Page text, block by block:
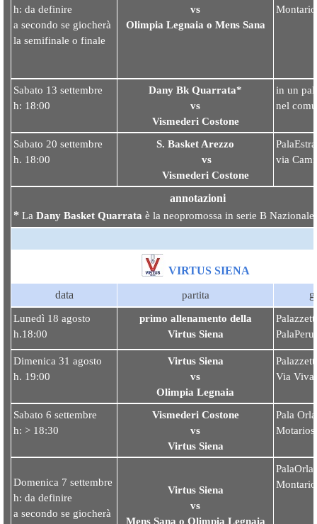
h: da definire
a secondo se giocherà
la semifinale o finale
vs
Olimpia Legnaia o Mens Sana
Sabato 13 settembre
h: 18:00
Dany Bk Quarrata*
vs
Vismederi Costone
in un
nel
Sabato 20 settembre
h. 18:00
S. Basket Arezzo
vs
Vismederi Costone
via
annotazioni
* La Dany Basket Quarrata è la neopromossa in serie B Nazionale
VIRTUS SIENA
data
partita
Lunedì 18 agosto
h.18:00
primo allenamento della
Virtus Siena
Dimenica 31 agosto
h. 19:00
Virtus Siena
vs
Olimpia Legnaia
Via
Sabato 6 settembre
h: > 18:30
Vismederi Costone
vs
Virtus Siena
Pala
Domenica 7 settembre
h: da definire
a secondo se giocherà
Virtus Siena
vs
Mens Sana o Olimpia Legnaia